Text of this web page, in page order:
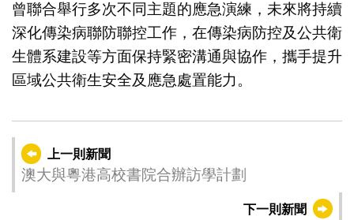
曾聯合舉行多次不同主題的應急演練，未來將持續
深化傳染病聯防聯控工作，在傳染病防控及公共衛
生體系建設等方面保持緊密溝通與協作，攜手提升
區域公共衛生安全及應急處置能力。
上一則新聞
澳大與粵港高校書院合辦訪學計劃
下一則新聞